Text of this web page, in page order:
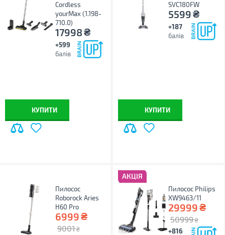
Cordless
yourMax (1.198-
710.0)
17998₴
+599
балів
КУПИТИ
SVC180FW
5599₴
+187
балів
КУПИТИ
Пилосос
Roborock Aries
H60 Pro
6999₴
9001 ₴
АКЦІЯ
Пилосос Philips
XW9463/11
29999₴
50999 ₴
+816